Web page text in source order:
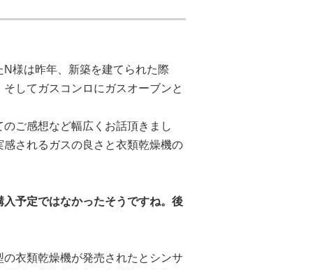
様は昨年、新築を建てられた際
してガスコンロにガスオーブンと
ご感想など幅広くお話頂きまし
されるガスの良さと衣類乾燥機の
予定ではなかったそうですね。後
衣類乾燥機が発売されたとシンサ